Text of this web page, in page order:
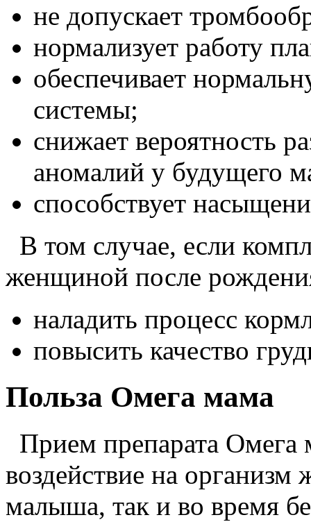
не допускает
нормализует работу
обеспечивает
системы;
снижает вероятность
аномалий у будущего
способствует
В том случае, если
женщиной после
наладить процесс
повысить качество
Польза Омега мама
Прием препарата Омега
воздействие на
малыша, так и во время